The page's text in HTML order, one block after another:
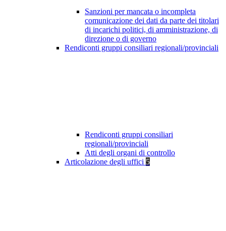
Sanzioni per mancata o incompleta
comunicazione dei dati da parte dei titolari
di incarichi politici, di amministrazione, di
direzione o di governo
Rendiconti gruppi consiliari regionali/provinciali
Rendiconti gruppi consiliari
regionali/provinciali
Atti degli organi di controllo
Articolazione degli uffici 5